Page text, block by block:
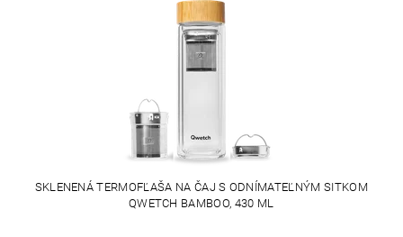
SKLENENÁ TERMOFĽAŠA NA ČAJ S ODNÍMATEĽNÝM SITKOM
QWETCH BAMBOO, 430 ML